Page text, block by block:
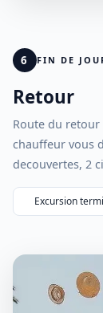
6 FIN DE
Retour
Route du retour
chauffeur vous
decouvertes, 2
Excursion